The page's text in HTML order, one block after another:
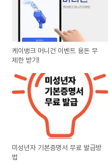
케이뱅크 머니건 이벤트 용돈 무
제한 받기!
미성년자 기본증명서 무료 발급방
법